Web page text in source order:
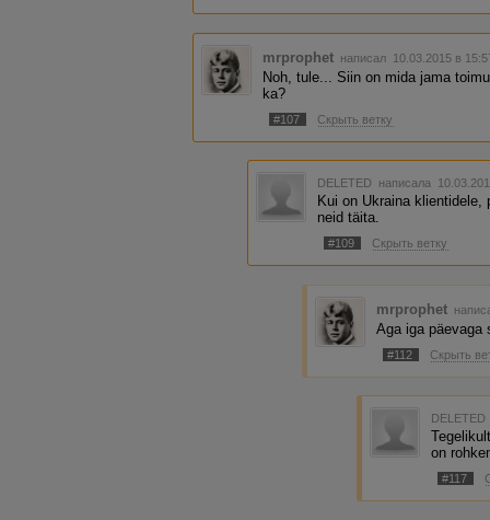
mrprophet написал 10.03.2015 в
Noh, tule... Siin on mida jama
ka?
#107 Скрыть ветку
DELETED написала
Kui on Ukraina
neid täita.
#109 Скрыть ветку
mrprophet
Aga iga päevaga
#112 Скрыть
DELETED
on
#117